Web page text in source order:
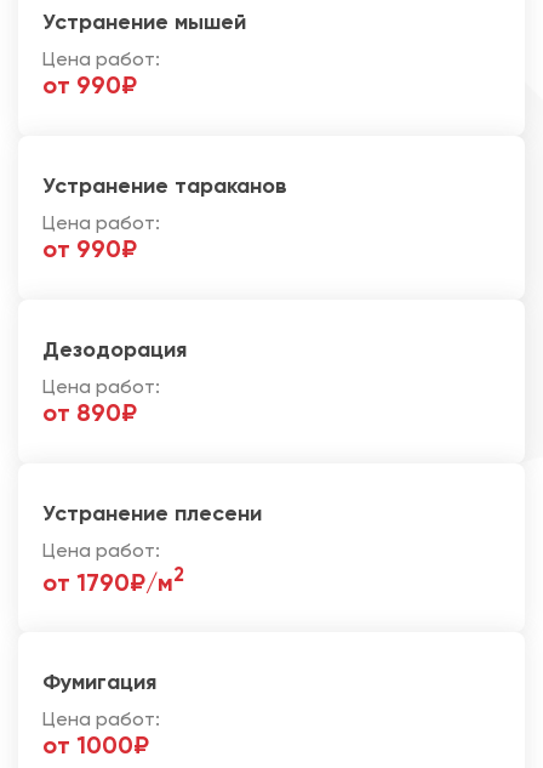
Устранение мышей
Цена работ:
от 990₽
Устранение тараканов
Цена работ:
от 990₽
Дезодорация
Цена работ:
от 890₽
Устранение плесени
Цена работ:
от 1790₽/м2
Фумигация
Цена работ:
от 1000₽